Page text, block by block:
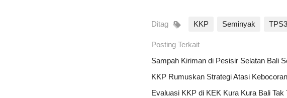
Ditag KKP Seminyak
Posting Terkait
Sampah Kiriman di Pesisir Selatan Bali
KKP Rumuskan Strategi Atasi
Evaluasi KKP di KEK Kura Kura Bali